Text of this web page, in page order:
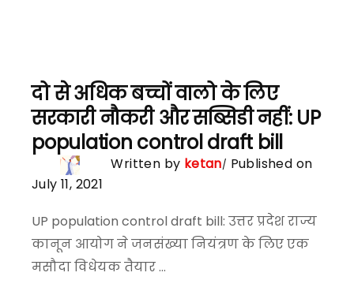
दो से अधिक बच्चों वालो के लिए
सरकारी नौकरी और सब्सिडी नहीं: UP
population control draft bill
Written by ketan Published on
July 11, 2021
UP population control draft bill: उत्तर प्रदेश राज्य
कानून आयोग ने जनसंख्या नियंत्रण के लिए एक
मसौदा विधेयक तैयार ...